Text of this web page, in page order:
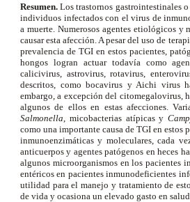
Resumen. Los trastornos gastrointestinales
individuos infectados con el virus de
a muerte. Numerosos agentes etiológicos
causar esta afección. A pesar del uso de
prevalencia de TGI en estos pacientes,
hongos logran actuar todavía como
calicivirus, astrovirus, rotavirus,
descritos, como bocavirus y Aichi virus
embargo, a excepción del citomegalovirus,
algunos de ellos en estas afecciones.
Salmonella , micobacterias atípicas y
como una importante causa de TGI en
inmunoenzimáticas y moleculares, cada
anticuerpos y agentes patógenos en heces
algunos microorganismos en los pacientes
entéricos en pacientes inmunodeficientes
utilidad para el manejo y tratamiento de
de vida y ocasiona un elevado gasto en